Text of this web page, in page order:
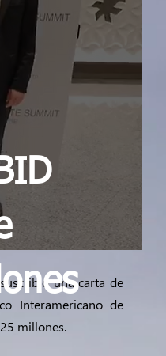
una carta de
Interamericano de
millones.